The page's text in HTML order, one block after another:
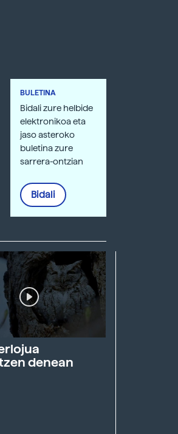
BULETINA
Bidali zure helbide
elektronikoa eta
jaso asteroko
buletina zure
sarrera-ontzian
Bidali
denean